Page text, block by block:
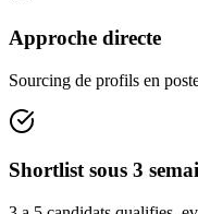
Approche directe
Sourcing de profils en
Shortlist sous 3